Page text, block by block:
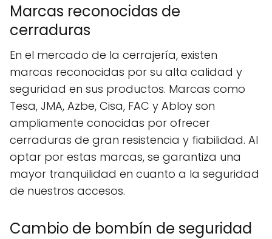
Marcas reconocidas de
cerraduras
En el mercado de la cerrajería, existen
marcas reconocidas por su alta calidad y
seguridad en sus productos. Marcas como
Tesa, JMA, Azbe, Cisa, FAC y Abloy son
ampliamente conocidas por ofrecer
cerraduras de gran resistencia y fiabilidad. Al
optar por estas marcas, se garantiza una
mayor tranquilidad en cuanto a la seguridad
de nuestros accesos.
Cambio de bombín de seguridad